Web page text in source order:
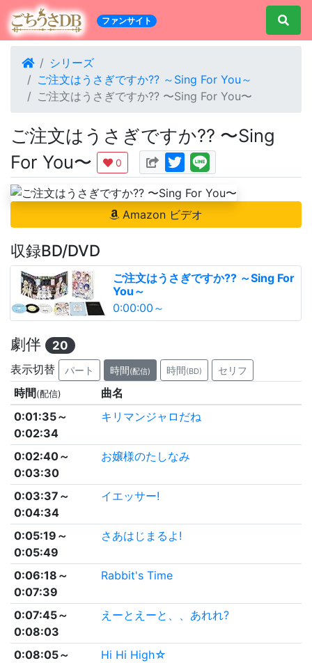
ファンサイト
シリーズ
ご注文はうさぎですか?? ～Sing For You～
ご注文はうさぎですか?? 〜Sing For You〜
ご注文はうさぎですか?? 〜Sing
For You〜
0
Amazon ビデオ
収録BD/DVD
ご注文はうさぎですか?? ～Sing For
You～
0:00:00～
劇伴
20
表示切替
パート 時間(配信) 時間(BD) セリフ
時間 (配信)
曲名
0:01:35～
0:02:34
キリマンジャロだね
0:02:40～
0:03:30
お嬢様のたしなみ
0:03:37～
0:04:34
イエッサー!
0:05:19～
0:05:49
さあはじまるよ!
0:06:18～
0:07:39
Rabbit's Time
0:07:45～
0:08:03
えーとえーと、、あれれ?
0:08:05～
Hi Hi High☆